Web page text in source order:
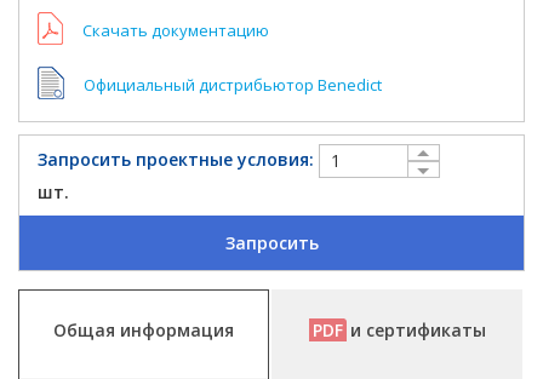
Скачать документацию
Официальный дистрибьютор Benedict
Запросить проектные условия:
шт.
Запросить
Общая информация PDF и сертификаты